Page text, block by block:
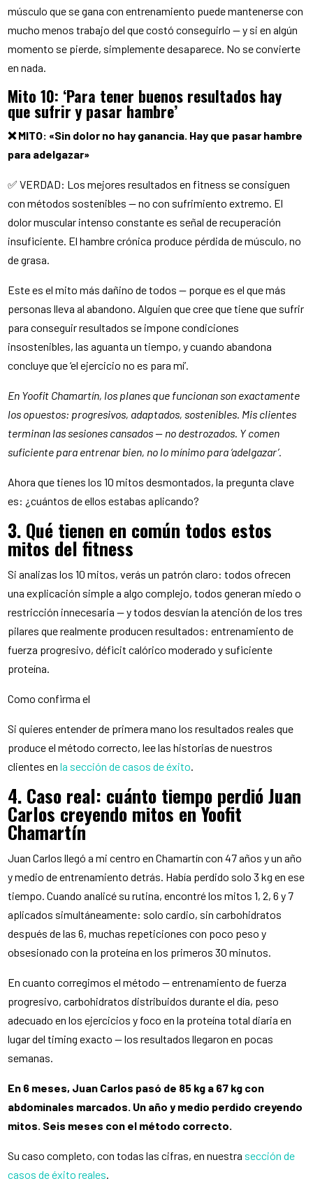
músculo que se gana con entrenamiento puede mantenerse con
mucho menos trabajo del que costó conseguirlo — y si en algún
momento se pierde, simplemente desaparece. No se convierte
en nada.
Mito 10: ‘Para tener buenos resultados hay
que sufrir y pasar hambre’
❌ MITO: «Sin dolor no hay ganancia. Hay que pasar hambre
para adelgazar»
✅ VERDAD: Los mejores resultados en fitness se consiguen
con métodos sostenibles — no con sufrimiento extremo. El
dolor muscular intenso constante es señal de recuperación
insuficiente. El hambre crónica produce pérdida de músculo, no
de grasa.
Este es el mito más dañino de todos — porque es el que más
personas lleva al abandono. Alguien que cree que tiene que sufrir
para conseguir resultados se impone condiciones
insostenibles, las aguanta un tiempo, y cuando abandona
concluye que ‘el ejercicio no es para mí’.
En Yoofit Chamartín, los planes que funcionan son exactamente
los opuestos: progresivos, adaptados, sostenibles. Mis clientes
terminan las sesiones cansados — no destrozados. Y comen
suficiente para entrenar bien, no lo mínimo para ‘adelgazar’.
Ahora que tienes los 10 mitos desmontados, la pregunta clave
es: ¿cuántos de ellos estabas aplicando?
3. Qué tienen en común todos estos
mitos del fitness
Si analizas los 10 mitos, verás un patrón claro: todos ofrecen
una explicación simple a algo complejo, todos generan miedo o
restricción innecesaria — y todos desvían la atención de los tres
pilares que realmente producen resultados: entrenamiento de
fuerza progresivo, déficit calórico moderado y suficiente
proteína.
Como confirma el
Si quieres entender de primera mano los resultados reales que
produce el método correcto, lee las historias de nuestros
clientes enla sección de casos de éxito.
4. Caso real: cuánto tiempo perdió Juan
Carlos creyendo mitos en Yoofit
Chamartín
Juan Carlos llegó a mi centro en Chamartín con 47 años y un año
y medio de entrenamiento detrás. Había perdido solo 3 kg en ese
tiempo. Cuando analicé su rutina, encontré los mitos 1, 2, 6 y 7
aplicados simultáneamente: solo cardio, sin carbohidratos
después de las 6, muchas repeticiones con poco peso y
obsesionado con la proteína en los primeros 30 minutos.
En cuanto corregimos el método — entrenamiento de fuerza
progresivo, carbohidratos distribuidos durante el día, peso
adecuado en los ejercicios y foco en la proteína total diaria en
lugar del timing exacto — los resultados llegaron en pocas
semanas.
En 6 meses, Juan Carlos pasó de 85 kg a 67 kg con
abdominales marcados. Un año y medio perdido creyendo
mitos. Seis meses con el método correcto.
Su caso completo, con todas las cifras, en nuestra sección de
casos de éxito reales.